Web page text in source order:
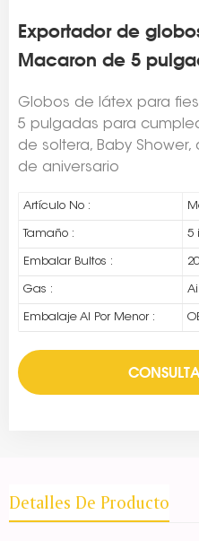
Exportador de
Macaron de 5
Globos de látex para
5 pulgadas para
de soltera, Baby
de aniversario
Artículo No :
Tamaño : 5
Embalar Bultos :
Gas :
Embalaje Al Por Menor :
Detalles De Producto